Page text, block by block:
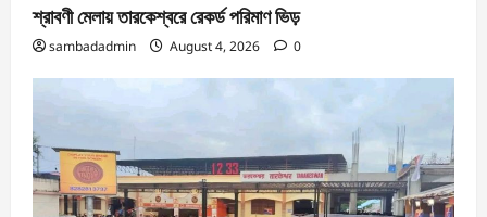
শ্রাবণী মেলায় তারকেশ্বরে রেকর্ড পরিমাণ ভিড়
sambadadmin August 4, 2026 0